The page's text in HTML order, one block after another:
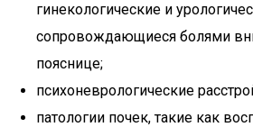
гинекологические и
сопровождающиеся болями
пояснице;
психоневрологические
патологии почек, такие как